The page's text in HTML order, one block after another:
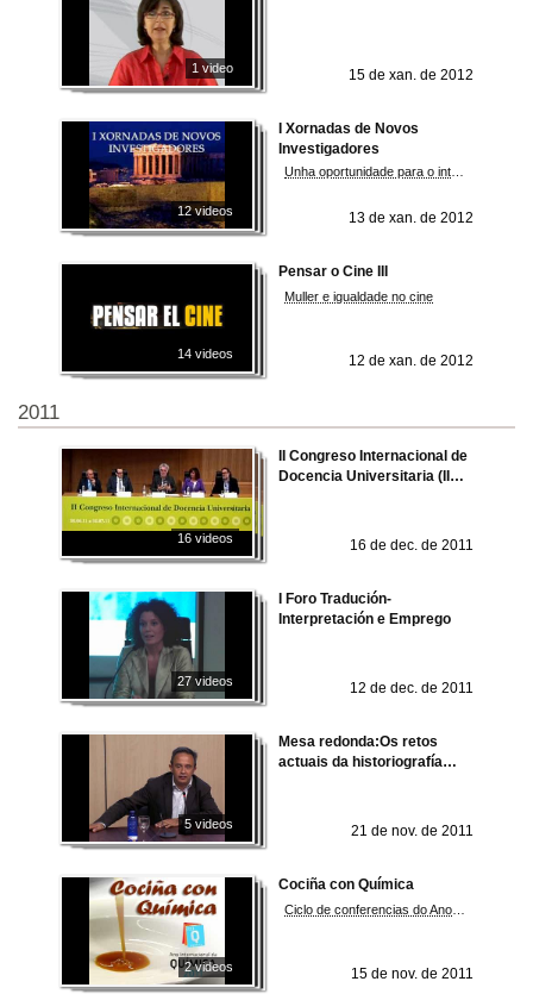
1 video 15 de xan. de 2012
12 videos
I Xornadas de Novos
Investigadores
13 de xan. de 2012
14 videos
Pensar o Cine III
Muller e igualdade no cine
12 de xan. de 2012
2011
16 videos
II Congreso Internacional de
Docencia Universitaria (II
16 de dec. de 2011
27 videos
I Foro Tradución-
Interpretación e Emprego
12 de dec. de 2011
5 videos
Mesa redonda:Os retos
actuais da historiografía
21 de nov. de 2011
2 videos
Cociña con Química
15 de nov. de 2011